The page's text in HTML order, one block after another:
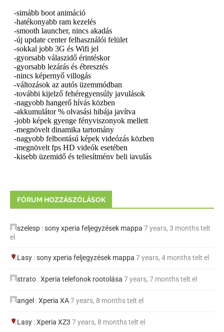
FÓRUM HOZZÁSZÓLÁSOK
szelesp :sony xperia feljegyzések mappa 7 years, 3 months telt
el
Lasy :sony xperia feljegyzések mappa 7 years, 4 months telt el
strato :Xperia telefonok rootolása 7 years, 7 months telt el
angel :Xperia XA7 years, 8 months telt el
Lasy :Xperia XZ3 7 years, 8 months telt el